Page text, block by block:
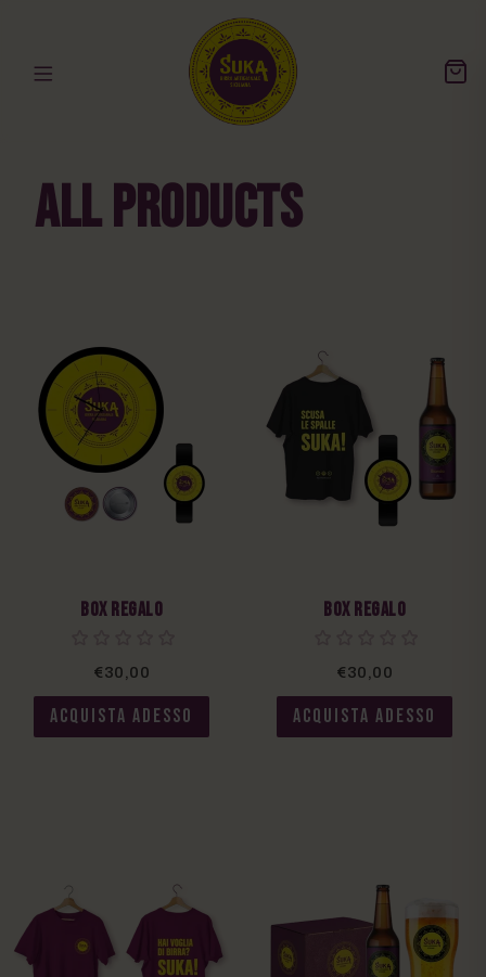
All Products
Box Regalo
€30,00
ACQUISTA ADESSO
Box Regalo
€30,00
ACQUISTA ADESSO